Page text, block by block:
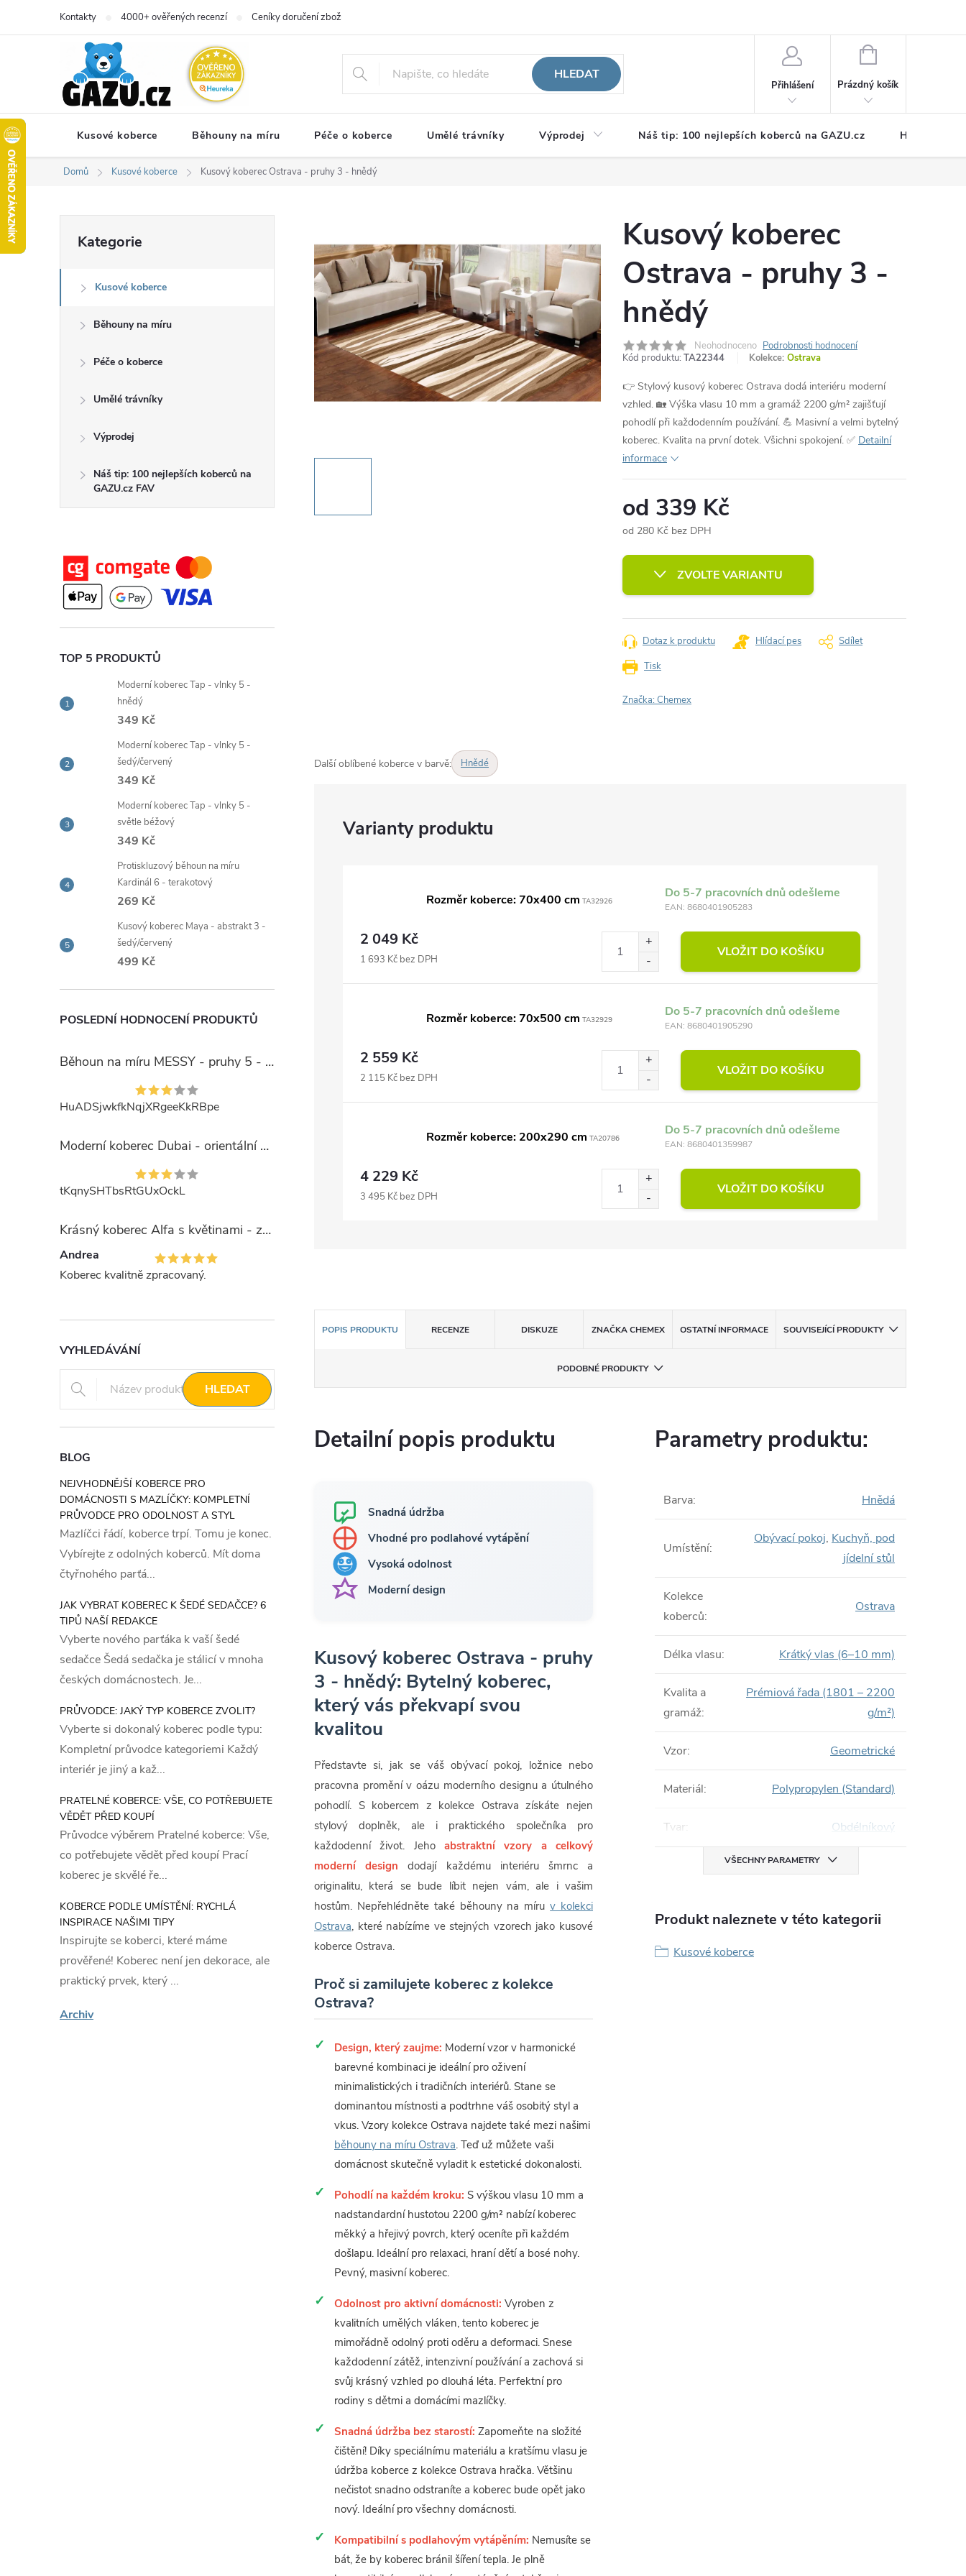
Kontakty 4000+ ověřených recenzí Ceníky doručení zboží
HLEDAT
Přihlášení
NÁKUPNÍ
Prázdný košík
Kusové koberce Běhouny na míru Péče o koberce Umělé trávníky Výprodej Náš tip: 100 nejlepších koberců na GAZU.cz Hodnocení
Domů Kusové koberce Kusový koberec Ostrava - pruhy 3 - hnědý
o
s
í
p
a
n
e
l
kategorie
Kategorie
Kusové koberce
Běhouny na míru
Péče o koberce
Umělé trávníky
Výprodej
Náš tip: 100 nejlepších koberců na
GAZU.cz FAV
TOP 5 PRODUKTŮ
Moderní koberec Tap - vlnky 5 -
hnědý
349 Kč
Moderní koberec Tap - vlnky 5 -
šedý/červený
349 Kč
Moderní koberec Tap - vlnky 5 -
světle béžový
349 Kč
Protiskluzový běhoun na míru
Kardinál 6 - terakotový
269 Kč
Kusový koberec Maya - abstrakt 3 -
šedý/červený
499 Kč
POSLEDNÍ HODNOCENÍ PRODUKTŮ
Běhoun na míru MESSY - pruhy 5 - béžový
HuADSjwkfkNqjXRgeeKkRBpe
Moderní koberec Dubai - orientální 6 - červený
tKqnySHTbsRtGUxOckL
Krásný koberec Alfa s květinami - zelený
Andrea
Koberec kvalitně zpracovaný.
VYHLEDÁVÁNÍ
HLEDAT
BLOG
NEJVHODNĚJŠÍ KOBERCE PRO
DOMÁCNOSTI S MAZLÍČKY: KOMPLETNÍ
PRŮVODCE PRO ODOLNOST A STYL
Mazlíčci řádí, koberce trpí. Tomu je konec.
Vybírejte z odolných koberců. Mít doma
čtyřnohého parťá...
JAK VYBRAT KOBEREC K ŠEDÉ SEDAČCE? 6
TIPŮ NAŠÍ REDAKCE
Vyberte nového parťáka k vaší šedé
sedačce Šedá sedačka je stálicí v mnoha
českých domácnostech. Je...
PRŮVODCE: JAKÝ TYP KOBERCE ZVOLIT?
Vyberte si dokonalý koberec podle typu:
Kompletní průvodce kategoriemi Každý
interiér je jiný a kaž...
PRATELNÉ KOBERCE: VŠE, CO POTŘEBUJETE
VĚDĚT PŘED KOUPÍ
Průvodce výběrem Pratelné koberce: Vše,
co potřebujete vědět před koupí Prací
koberec je skvělé ře...
KOBERCE PODLE UMÍSTĚNÍ: RYCHLÁ
INSPIRACE NAŠIMI TIPY
Inspirujte se koberci, které máme
prověřené! Koberec není jen dekorace, ale
praktický prvek, který ...
Archiv
Kusový koberec
Ostrava - pruhy 3 -
hnědý
Neohodnoceno Podrobnosti hodnocení
Kód produktu: TA22344 Kolekce: Ostrava
👉 Stylový kusový koberec Ostrava dodá interiéru moderní
vzhled. 🏡 Výška vlasu 10 mm a gramáž 2200 g/m² zajišťují
pohodlí při každodenním používání. 💪 Masivní a velmi bytelný
koberec. Kvalita na první dotek. Všichni spokojení. ✅ Detailní
informace
od 339 Kč
od 280 Kč bez DPH
cena:
ZVOLTE VARIANTU
Tisk
Dotaz k produktu Hlídací pes Sdílet
Značka:Chemex
Další oblíbené koberce v barvě: Hnědé
Rozměr koberce: 70x400 cm TA32926
Do 5-7 pracovních dnů odešleme
EAN: 8680401905283
2 049 Kč
1 693 Kč bez DPH VLOŽIT DO KOŠÍKU
Rozměr koberce: 70x500 cm TA32929
Do 5-7 pracovních dnů odešleme
EAN: 8680401905290
2 559 Kč
2 115 Kč bez DPH VLOŽIT DO KOŠÍKU
Rozměr koberce: 200x290 cm TA20786
Do 5-7 pracovních dnů odešleme
EAN: 8680401359987
4 229 Kč
3 495 Kč bez DPH VLOŽIT DO KOŠÍKU
POPIS PRODUKTU RECENZE DISKUZE ZNAČKACHEMEX OSTATNÍ INFORMACE SOUVISEJÍCÍ PRODUKTY
PODOBNÉ PRODUKTY
Detailní popis produktu
Snadná údržba
Vhodné pro podlahové vytápění
Vysoká odolnost
Moderní design
Kusový koberec Ostrava - pruhy
3 - hnědý: Bytelný koberec,
který vás překvapí svou
kvalitou
Představte si, jak se váš obývací pokoj, ložnice nebo
pracovna promění v oázu moderního designu a útulného
pohodlí. S kobercem z kolekce Ostrava získáte nejen
stylový doplněk, ale i praktického společníka pro
každodenní život. Jeho abstraktní vzory a celkový
moderní design dodají každému interiéru šmrnc a
originalitu, která se bude líbit nejen vám, ale i vašim
hostům. Nepřehlédněte také běhouny na míruv kolekci
Ostrava, které nabízíme ve stejných vzorech jako kusové
koberce Ostrava.
Proč si zamilujete koberec z kolekce
Ostrava?
Design, který zaujme: Moderní vzor v harmonické
barevné kombinaci je ideální pro oživení
minimalistických i tradičních interiérů. Stane se
dominantou místnosti a podtrhne váš osobitý styl a
vkus. Vzory kolekce Ostrava najdete také mezi našimi
běhouny na míru Ostrava. Teď už můžete vaši
domácnost skutečně vyladit k estetické dokonalosti.
Pohodlí na každém kroku: S výškou vlasu 10 mm a
nadstandardní hustotou 2200 g/m² nabízí koberec
měkký a hřejivý povrch, který oceníte při každém
došlapu. Ideální pro relaxaci, hraní dětí a bosé nohy.
Pevný, masivní koberec.
Odolnost pro aktivní domácnosti: Vyroben z
kvalitních umělých vláken, tento koberec je
mimořádně odolný proti oděru a deformaci. Snese
každodenní zátěž, intenzivní používání a zachová si
svůj krásný vzhled po dlouhá léta. Perfektní pro
rodiny s dětmi a domácími mazlíčky.
Snadná údržba bez starostí: Zapomeňte na složité
čištění! Díky speciálnímu materiálu a kratšímu vlasu je
údržba koberce z kolekce Ostrava hračka. Většinu
nečistot snadno odstraníte a koberec bude opět jako
nový. Ideální pro všechny domácnosti.
Kompatibilní s podlahovým vytápěním: Nemusíte se
bát, že by koberec bránil šíření tepla. Je plně
Parametry produktu:
Barva: Hnědá
Umístění:
Obývací pokoj, Kuchyň, pod
jídelní stůl
Kolekce
koberců:
Ostrava
Délka vlasu: Krátký vlas (6–10 mm)
Kvalita a
gramáž:
Prémiová řada (1801 – 2200
g/m²)
Vzor: Geometrické
Materiál: Polypropylen (Standard)
Tvar: Obdélníkový
VŠECHNY PARAMETRY
Produkt naleznete v této kategorii
Kusové koberce